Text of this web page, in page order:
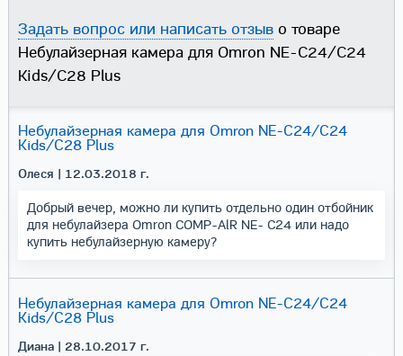
Задать вопрос или написать отзыво товаре
Небулайзерная камера для Omron NE-C24/C24
Kids/C28 Plus
Небулайзерная камера для Omron NE-C24/C24
Kids/C28 Plus
Олеся | 12.03.2018 г.
Добрый вечер, можно ли купить отдельно один отбойник
для небулайзера Omron COMP-AlR NE- С24 или надо
купить небулайзерную камеру?
Небулайзерная камера для Omron NE-C24/C24
Kids/C28 Plus
Диана| 28.10.2017 г.